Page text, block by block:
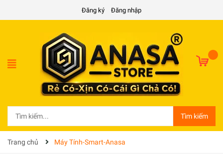
Đăng ký Đăng nhập
Tìm kiếm
Trang chủ Máy Tính-Smart-Anasa